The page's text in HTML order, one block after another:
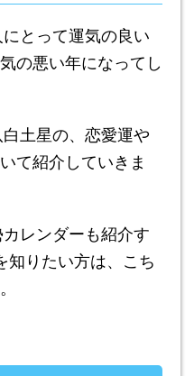
とって運気の良い
の悪い年になってし
土星の、恋愛運や
て紹介していきま
レンダーも紹介す
知りたい方は、こち